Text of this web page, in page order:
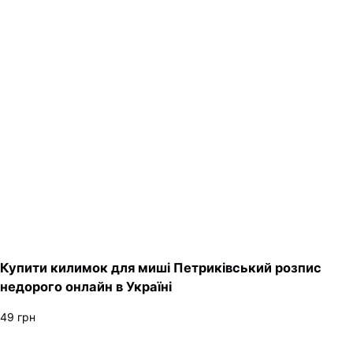
Купити килимок для миші Петриківський розпис
недорого онлайн в Україні
49 грн